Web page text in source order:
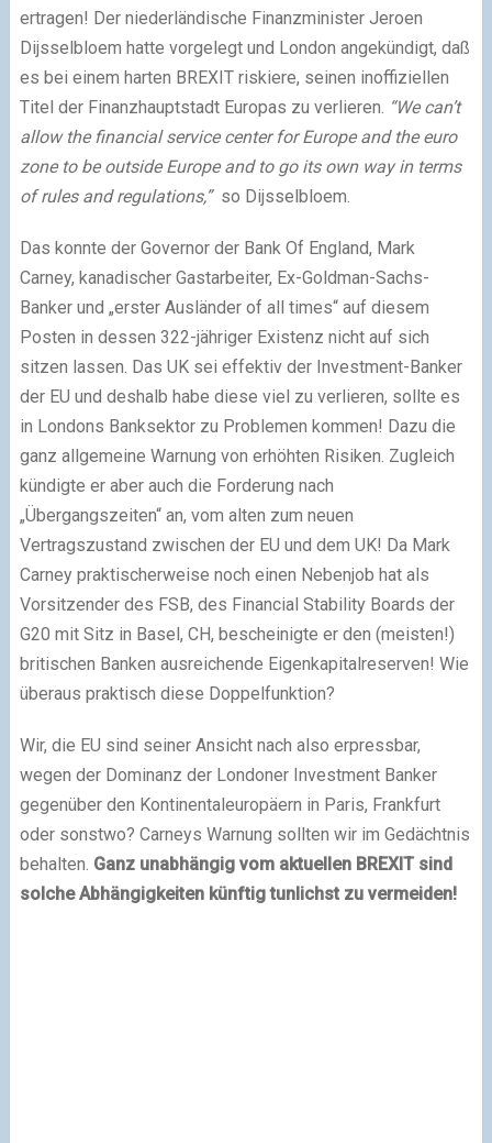
ertragen! Der niederländische Finanzminister Jeroen
Dijsselbloem hatte vorgelegt und London angekündigt, daß
es bei einem harten BREXIT riskiere, seinen inoffiziellen
Titel der Finanzhauptstadt Europas zu verlieren. “We can’t
allow the financial service center for Europe and the euro
zone to be outside Europe and to go its own way in terms
of rules and regulations,” so Dijsselbloem.
Das konnte der Governor der Bank Of England, Mark
Carney, kanadischer Gastarbeiter, Ex-Goldman-Sachs-
Banker und „erster Ausländer of all times“ auf diesem
Posten in dessen 322-jähriger Existenz nicht auf sich
sitzen lassen. Das UK sei effektiv der Investment-Banker
der EU und deshalb habe diese viel zu verlieren, sollte es
in Londons Banksektor zu Problemen kommen! Dazu die
ganz allgemeine Warnung von erhöhten Risiken. Zugleich
kündigte er aber auch die Forderung nach
„Übergangszeiten“ an, vom alten zum neuen
Vertragszustand zwischen der EU und dem UK! Da Mark
Carney praktischerweise noch einen Nebenjob hat als
Vorsitzender des FSB, des Financial Stability Boards der
G20 mit Sitz in Basel, CH, bescheinigte er den (meisten!)
britischen Banken ausreichende Eigenkapitalreserven! Wie
überaus praktisch diese Doppelfunktion?
Wir, die EU sind seiner Ansicht nach also erpressbar,
wegen der Dominanz der Londoner Investment Banker
gegenüber den Kontinentaleuropäern in Paris, Frankfurt
oder sonstwo? Carneys Warnung sollten wir im Gedächtnis
behalten. Ganz unabhängig vom aktuellen BREXIT sind
solche Abhängigkeiten künftig tunlichst zu vermeiden!